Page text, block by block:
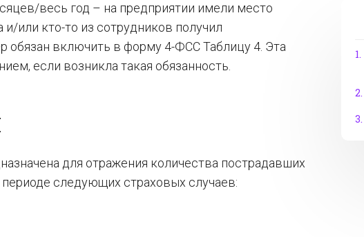
1.
2.
3.
весь год – на предприятии имели место
или кто-то из сотрудников получил
обязан включить в форму 4-ФСС Таблицу 4. Эта
если возникла такая обязанность.
для отражения количества пострадавших
следующих страховых случаев: